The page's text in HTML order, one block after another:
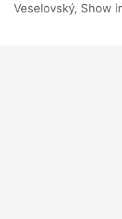
Veselovský, Show